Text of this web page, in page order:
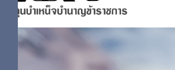
กิจกรรม
กิจกรรม กบข.